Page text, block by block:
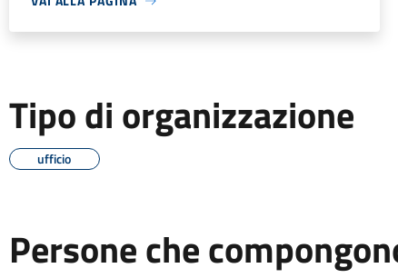
Tipo di organizzazione
ufficio
Persone che